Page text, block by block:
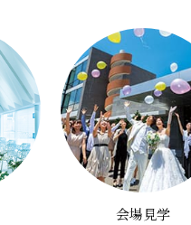
会場見学